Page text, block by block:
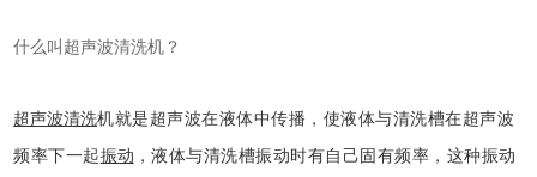
什么叫 超声波清洗机 ？
超声波清洗机就是超声波在液体中传播，使液体与清洗槽在超声波
频率下一起振动 ，液体与清洗槽振动时有自己固有频率，这种振动